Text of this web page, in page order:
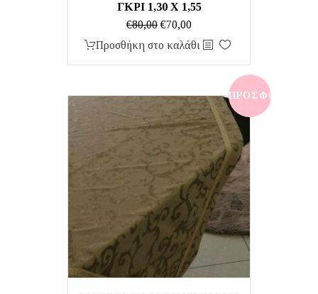
ΓΚΡΙ 1,30 Χ 1,55
€80,00 Original
price
€70,00Η
τρέχουσα
€70,00.
Προσθήκη στο καλάθι
ΠΡΟΣΦΟΡΆ!